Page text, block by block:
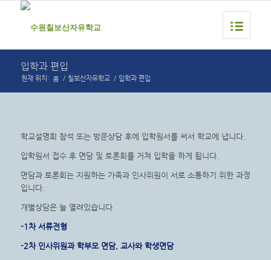
입학과 편입
현재 위치: 홈 / 칠보산자유학교 / 입학과 편입
학교설명회 참석 또는 방문상담 후에 입학원서를 써서 학교에 냅니다.
입학원서 접수 후 면담 및 토론회를 거쳐 입학을 하게 됩니다.
면담과 토론회는 지원하는 가족과 인사위원이 서로 소통하기 위한 과정
입니다.
개별상담은 늘 열려있습니다.
-1차 서류전형
-2차 인사위원과 학부모 면담, 교사와 학생면담